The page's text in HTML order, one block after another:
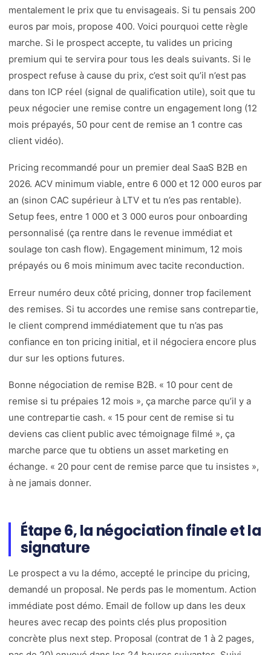
mentalement le prix que tu envisageais. Si tu pensais 200
euros par mois, propose 400. Voici pourquoi cette règle
marche. Si le prospect accepte, tu valides un pricing
premium qui te servira pour tous les deals suivants. Si le
prospect refuse à cause du prix, c’est soit qu’il n’est pas
dans ton ICP réel (signal de qualification utile), soit que tu
peux négocier une remise contre un engagement long (12
mois prépayés, 50 pour cent de remise an 1 contre cas
client vidéo).
Pricing recommandé pour un premier deal SaaS B2B en
2026. ACV minimum viable, entre 6 000 et 12 000 euros par
an (sinon CAC supérieur à LTV et tu n’es pas rentable).
Setup fees, entre 1 000 et 3 000 euros pour onboarding
personnalisé (ça rentre dans le revenue immédiat et
soulage ton cash flow). Engagement minimum, 12 mois
prépayés ou 6 mois minimum avec tacite reconduction.
Erreur numéro deux côté pricing, donner trop facilement
des remises. Si tu accordes une remise sans contrepartie,
le client comprend immédiatement que tu n’as pas
confiance en ton pricing initial, et il négociera encore plus
dur sur les options futures.
Bonne négociation de remise B2B. « 10 pour cent de
remise si tu prépaies 12 mois », ça marche parce qu’il y a
une contrepartie cash. « 15 pour cent de remise si tu
deviens cas client public avec témoignage filmé », ça
marche parce que tu obtiens un asset marketing en
échange. « 20 pour cent de remise parce que tu insistes »,
à ne jamais donner.
Étape 6, la négociation finale et la
signature
Le prospect a vu la démo, accepté le principe du pricing,
demandé un proposal. Ne perds pas le momentum. Action
immédiate post démo. Email de follow up dans les deux
heures avec recap des points clés plus proposition
concrète plus next step. Proposal (contrat de 1 à 2 pages,